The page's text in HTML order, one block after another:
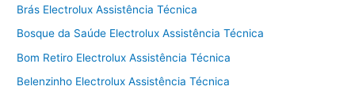
Brás Electrolux Assistência Técnica
Bosque da Saúde Electrolux Assistência Técnica
Bom Retiro Electrolux Assistência Técnica
Belenzinho Electrolux Assistência Técnica